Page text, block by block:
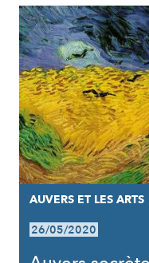
AUVERS ET LES ARTS
26/05/2020